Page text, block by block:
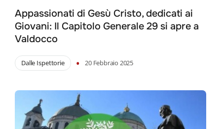
Appassionati di Gesù Cristo, dedicati ai
Giovani: Il Capitolo Generale 29 si apre a
Valdocco
Dalle Ispettorie • 20 Febbraio 2025
for: